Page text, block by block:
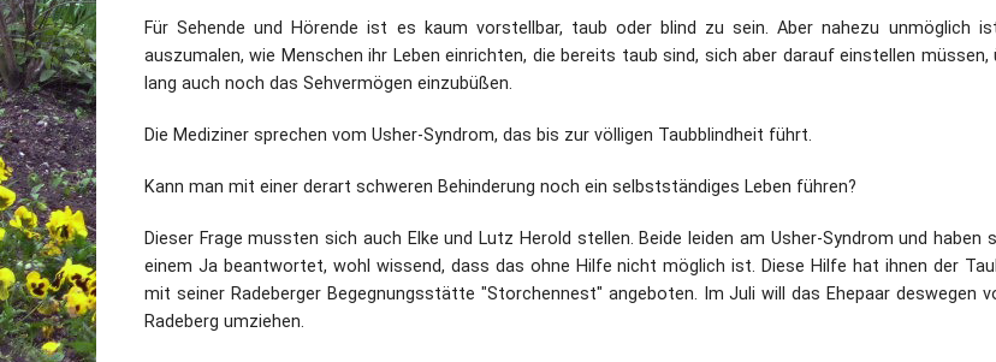
Freundesbriefe Veröffentlichungen Bundesweites Treffen
Botanischer BlindengartenGeschichte
Gärtnerei
Patenschaften
Für Sehende und Hörende ist es kaum vorstellbar, taub oder blind zu sein. Aber nahezu unmöglich
auszumalen, wie Menschen ihr Leben einrichten, die bereits taub sind, sich aber darauf einstellen müssen,
lang auch noch das Sehvermögen einzubüßen.
Die Mediziner sprechen vom Usher-Syndrom, das bis zur völligen Taubblindheit führt.
Kann man mit einer derart schweren Behinderung noch ein selbstständiges Leben führen?
Dieser Frage mussten sich auch Elke und Lutz Herold stellen. Beide leiden am Usher-Syndrom und haben
einem Ja beantwortet, wohl wissend, dass das ohne Hilfe nicht möglich ist. Diese Hilfe hat ihnen der
mit seiner Radeberger Begegnungsstätte "Storchennest" angeboten. Im Juli will das Ehepaar deswegen
Radeberg umziehen.